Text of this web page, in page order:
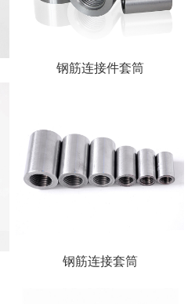
钢筋连接件套筒
钢筋连接套筒